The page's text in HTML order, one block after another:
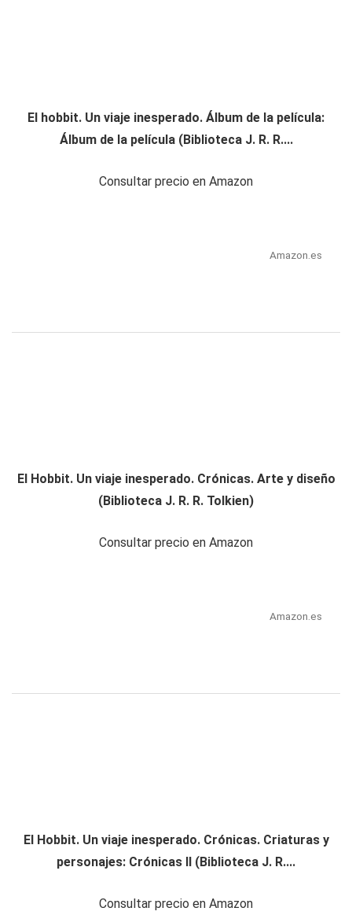
El hobbit. Un viaje inesperado. Álbum de la película:
Álbum de la película (Biblioteca J. R. R....
Consultar precio en Amazon
Amazon.es
El Hobbit. Un viaje inesperado. Crónicas. Arte y diseño
(Biblioteca J. R. R. Tolkien)
Consultar precio en Amazon
Amazon.es
El Hobbit. Un viaje inesperado. Crónicas. Criaturas y
personajes: Crónicas II (Biblioteca J. R....
Consultar precio en Amazon